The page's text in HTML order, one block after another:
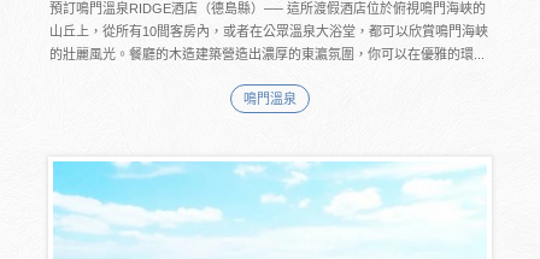
預訂鳴門溫泉RIDGE酒店（德島縣）── 這所渡假酒店位於俯視鳴門海峽的
山丘上，從所有10間客房內，或者在公眾溫泉大浴堂，都可以欣賞鳴門海峽
的壯麗風光。餐廳的木造建築營造出濃厚的東瀛氛圍，你可以在優雅的環...
鳴門溫泉